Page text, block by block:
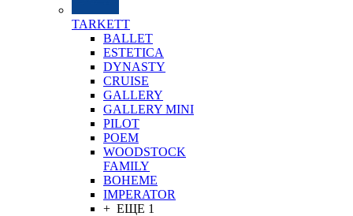
TARKETT
BALLET
ESTETICA
DYNASTY
CRUISE
GALLERY
GALLERY MINI
PILOT
POEM
WOODSTOCK
FAMILY
BOHEME
IMPERATOR
+ ЕЩЕ 1